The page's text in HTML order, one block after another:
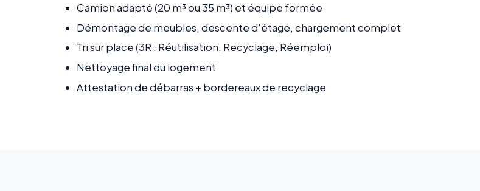
Camion adapté (20 m³ ou 35 m³) et équipe formée
Démontage de meubles, descente d'étage, chargement complet
Tri sur place (3R : Réutilisation, Recyclage, Réemploi)
Nettoyage final du logement
Attestation de débarras + bordereaux de recyclage